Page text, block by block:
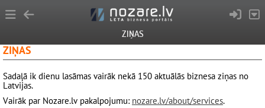
ZIŅAS
ZIŅAS
Sadaļā ik dienu lasāmas vairāk nekā 150 aktuālās biznesa ziņas no
Latvijas.
Vairāk par Nozare.lv pakalpojumu: nozare.lv/about/services.